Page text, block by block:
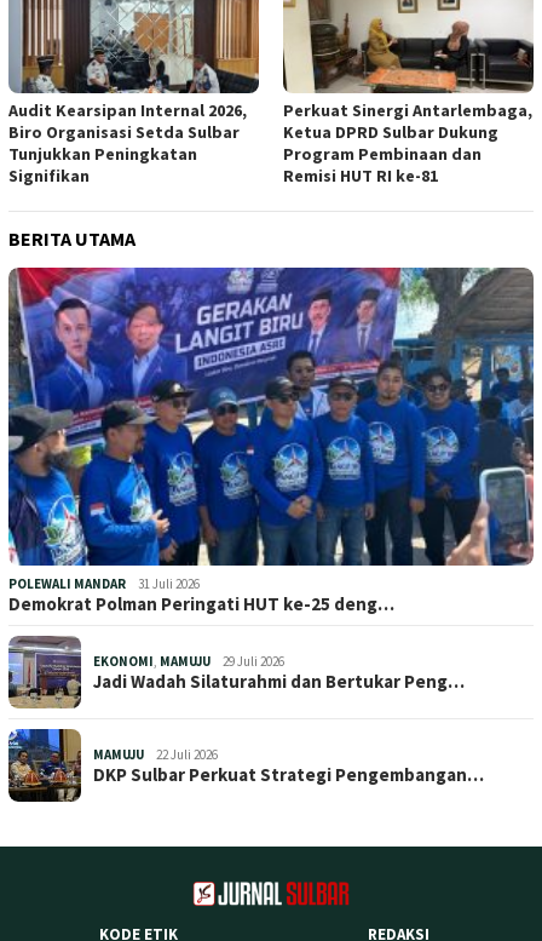
Audit Kearsipan Internal 2026,
Biro Organisasi Setda Sulbar
Tunjukkan Peningkatan
Signifikan
Perkuat Sinergi Antarlembaga,
Ketua DPRD Sulbar Dukung
Program Pembinaan dan
Remisi HUT RI ke-81
BERITA UTAMA
POLEWALI MANDAR 31 Juli 2026
Demokrat Polman Peringati HUT ke-25 deng…
EKONOMI, MAMUJU 29 Juli 2026
Jadi Wadah Silaturahmi dan Bertukar Peng…
MAMUJU 22 Juli 2026
DKP Sulbar Perkuat Strategi Pengembangan…
KODE ETIK REDAKSI